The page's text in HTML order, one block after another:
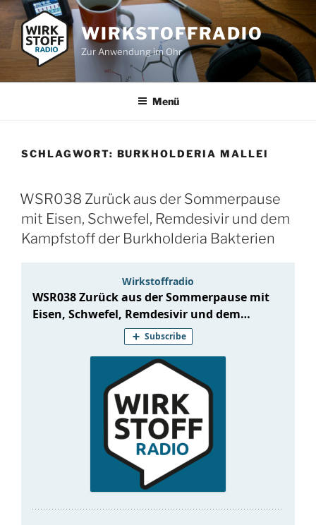
Zum
Inhalt
springen
WIRKSTOFFRADIO
Zur Anwendung im Ohr
Menü
SCHLAGWORT: BURKHOLDERIA MALLEI
WSR038 Zurück aus der Sommerpause
mit Eisen, Schwefel, Remdesivir und dem
Kampfstoff der Burkholderia Bakterien